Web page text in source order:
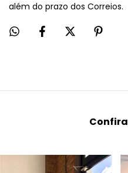
além do prazo dos Correios.